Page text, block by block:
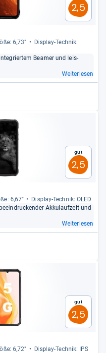
2,5
6,73"
Dis­play-​Tech­nik:
Bea­mer und leis­
Weiterlesen
Gut
2,5
6,67"
Dis­play-​Tech­nik: OLED
Akku­lauf­zeit und
Weiterlesen
Gut
2,5
6,72"
Dis­play-​Tech­nik: IPS